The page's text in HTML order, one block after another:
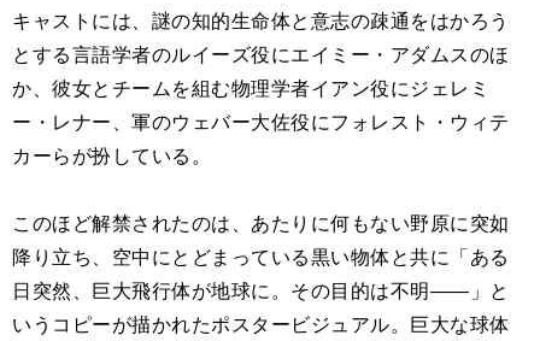
キャストには、謎の知的生命体と意志の疎通をはかろう
とする言語学者のルイーズ役にエイミー・アダムスのほ
か、彼女とチームを組む物理学者イアン役にジェレミ
ー・レナー、軍のウェバー大佐役にフォレスト・ウィテ
カーらが扮している。
このほど解禁されたのは、あたりに何もない野原に突如
降り立ち、空中にとどまっている黒い物体と共に「ある
日突然、巨大飛行体が地球に。その目的は不明――」と
いうコピーが描かれたポスタービジュアル。巨大な球体